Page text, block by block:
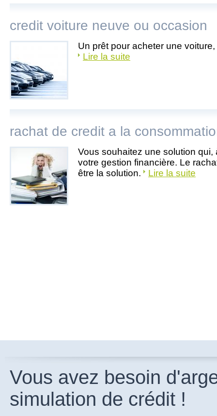
credit voiture neuve ou occasion
Un prêt pour acheter une
Lire la suite
rachat de credit a la
Vous souhaitez une solution qui,
votre gestion financière. Le
être la solution.
Lire la suite
Vous avez besoin
simulation de crédit !